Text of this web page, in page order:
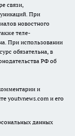
связи,
При
новостного
теле-
При использовании
обязательна, в
РФ об
и
youtvnews.com и его
данных